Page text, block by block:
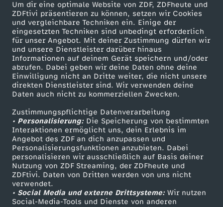
Um dir eine optimale Website von ZDF, ZDFheute und
ZDFtivi präsentieren zu können, setzen wir Cookies
und vergleichbare Techniken ein. Einige der
eingesetzten Techniken sind unbedingt erforderlich
für unser Angebot. Mit deiner Zustimmung dürfen wir
und unsere Dienstleister darüber hinaus
Informationen auf deinem Gerät speichern und/oder
abrufen. Dabei geben wir deine Daten ohne deine
Einwilligung nicht an Dritte weiter, die nicht unsere
direkten Dienstleister sind. Wir verwenden deine
Daten auch nicht zu kommerziellen Zwecken.
Zustimmungspflichtige Datenverarbeitung
• Personalisierung:Die Speicherung von bestimmten
Interaktionen ermöglicht uns, dein Erlebnis im
Angebot des ZDF an dich anzupassen und
Personalisierungsfunktionen anzubieten. Dabei
personalisieren wir ausschließlich auf Basis deiner
Nutzung von ZDF Streaming, der ZDFheute und
ZDFtivi. Daten von Dritten werden von uns nicht
verwendet.
• Social Media und externe Drittsysteme:Wir nutzen
Social-Media-Tools und Dienste von anderen
s
i
S
o
n
g
Mehr ZDF
ZDF-Apps
Smart TV
ZDFtext
Livestreams
Sendungen A-Z
TV-Programm
Service
ZDFmitreden
Kontakt zum ZDF
Tickets
Zuschauerservice
Hilfe
ZDF Unternehmen